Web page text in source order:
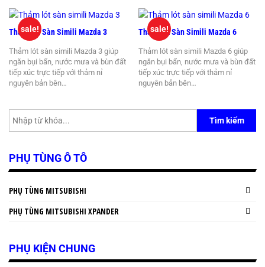
Thảm Lót Sàn Simili Mazda 3
Thảm lót sàn simili Mazda 3 giúp
ngăn bụi bẩn, nước mưa và bùn đất
tiếp xúc trực tiếp với thảm nỉ
nguyên bản bên…
sale! Thảm Lót Sàn Simili Mazda 6
Thảm lót sàn simili Mazda 6 giúp
ngăn bụi bẩn, nước mưa và bùn đất
tiếp xúc trực tiếp với thảm nỉ
nguyên bản bên…
sale!
Tìm kiếm
PHỤ TÙNG Ô TÔ
PHỤ TÙNG MITSUBISHI
PHỤ TÙNG MITSUBISHI XPANDER
PHỤ KIỆN CHUNG